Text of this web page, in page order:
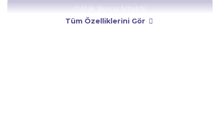
Oğlak Burcu Niteliği
Tüm Özelliklerini Gör